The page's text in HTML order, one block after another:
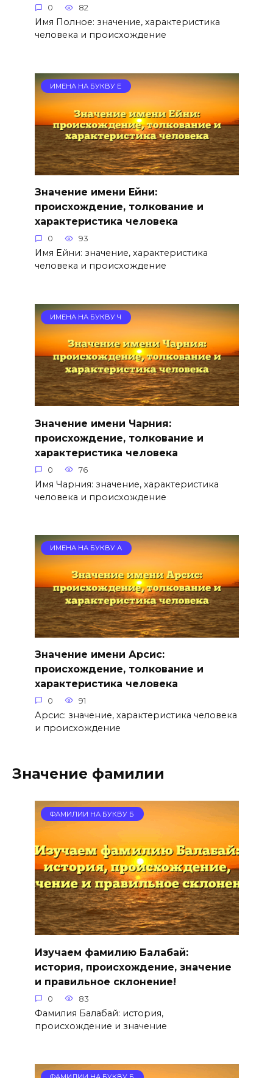
0 82
Имя Полное: значение, характеристика
человека и происхождение
ИМЕНА НА БУКВУ Е
Значение имени Ейни:
происхождение, толкование и
характеристика человека
0 93
Имя Ейни: значение, характеристика
человека и происхождение
ИМЕНА НА БУКВУ Ч
Значение имени Чарния:
происхождение, толкование и
характеристика человека
0 76
Имя Чарния: значение, характеристика
человека и происхождение
ИМЕНА НА БУКВУ А
Значение имени Арсис:
происхождение, толкование и
характеристика человека
0 91
Арсис: значение, характеристика человека
и происхождение
Значение фамилии
ФАМИЛИИ НА БУКВУ Б
Изучаем фамилию Балабай:
история, происхождение, значение
и правильное склонение!
0 83
Фамилия Балабай: история,
происхождение и значение